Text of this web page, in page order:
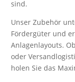
sind.
Unser Zubehör
Fördergüter und
Anlagenlayouts.
oder
holen Sie das